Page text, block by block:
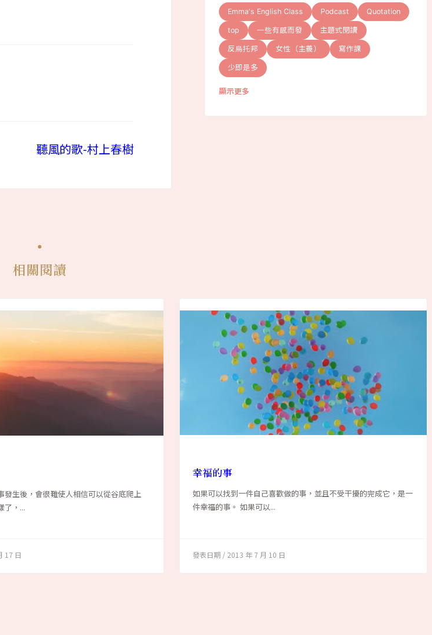
聽風的歌-村上春樹
Emma's English Class Podcast Quotation
top 一些有感而發 主題式閱讀
反烏托邦 女性（主義） 寫作課
少即是多
顯示更多
相關閱讀
發生後，會很難使人相信可以從谷底爬上
了，...
17 日
幸福的事
如果可以找到一件自己喜歡做的事，並且不受干擾的完成它，是一
件幸福的事。 如果可以...
2013 年 7 月 10 日